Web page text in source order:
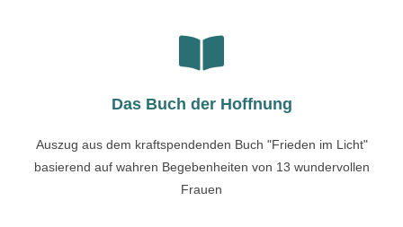
Das Buch der Hoffnung
Auszug aus dem kraftspendenden Buch "Frieden im Licht"
basierend auf wahren Begebenheiten von 13 wundervollen
Frauen